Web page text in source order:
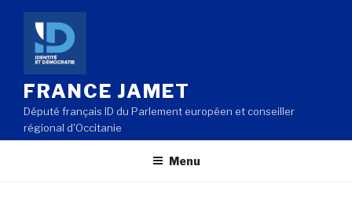
Aller
contenu
principal
FRANCE JAMET
Député français ID du Parlement européen et conseiller
régional d'Occitanie
Menu